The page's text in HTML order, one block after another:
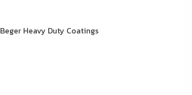
Beger Heavy Duty Coatings